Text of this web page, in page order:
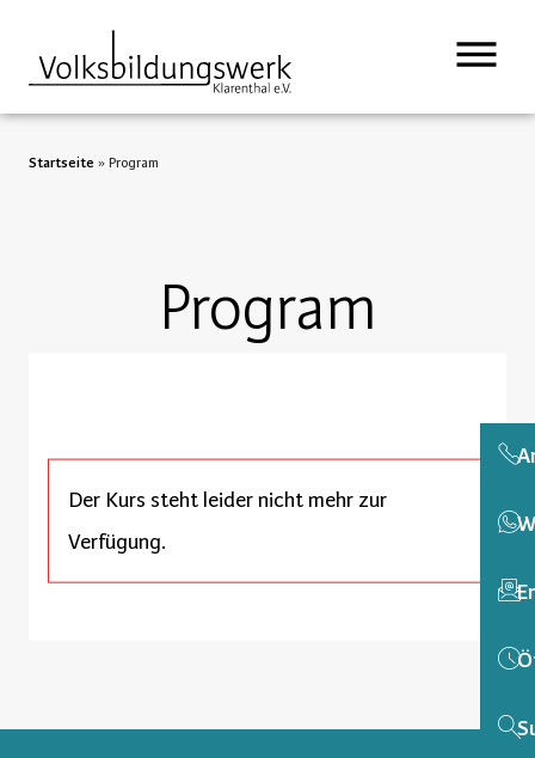
Startseite » Program
Program
Der Kurs steht leider nicht mehr zur
Verfügung.